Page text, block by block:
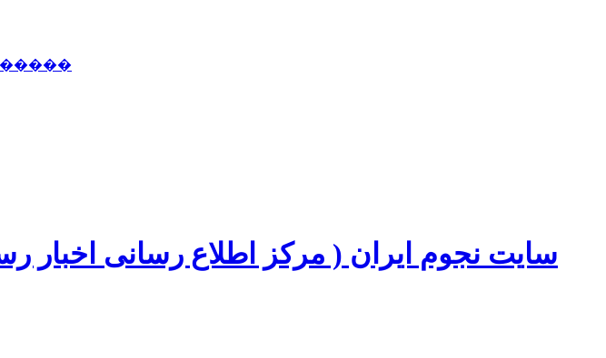
سایت نجوم ایران ( مرکز اطلاع رسانی